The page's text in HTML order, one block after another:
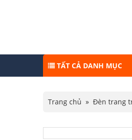
TẤT CẢ DANH MỤC
Trang chủ » Đèn trang